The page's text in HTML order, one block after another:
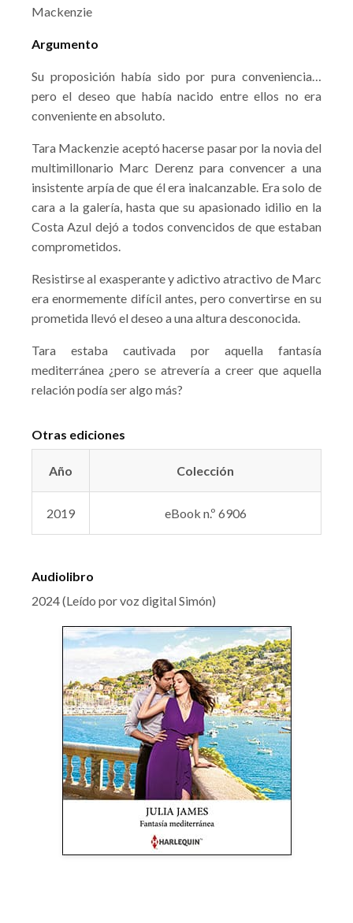
Mackenzie
Argumento
Su proposición había sido por pura conveniencia…
pero el deseo que había nacido entre ellos no era
conveniente en absoluto.
Tara Mackenzie aceptó hacerse pasar por la novia del
multimillonario Marc Derenz para convencer a una
insistente arpía de que él era inalcanzable. Era solo de
cara a la galería, hasta que su apasionado idilio en la
Costa Azul dejó a todos convencidos de que estaban
comprometidos.
Resistirse al exasperante y adictivo atractivo de Marc
era enormemente difícil antes, pero convertirse en su
prometida llevó el deseo a una altura desconocida.
Tara estaba cautivada por aquella fantasía
mediterránea ¿pero se atrevería a creer que aquella
relación podía ser algo más?
Otras ediciones
Año Colección
2019 eBook n.º 6906
Audiolibro
2024 (Leído por voz digital Simón)